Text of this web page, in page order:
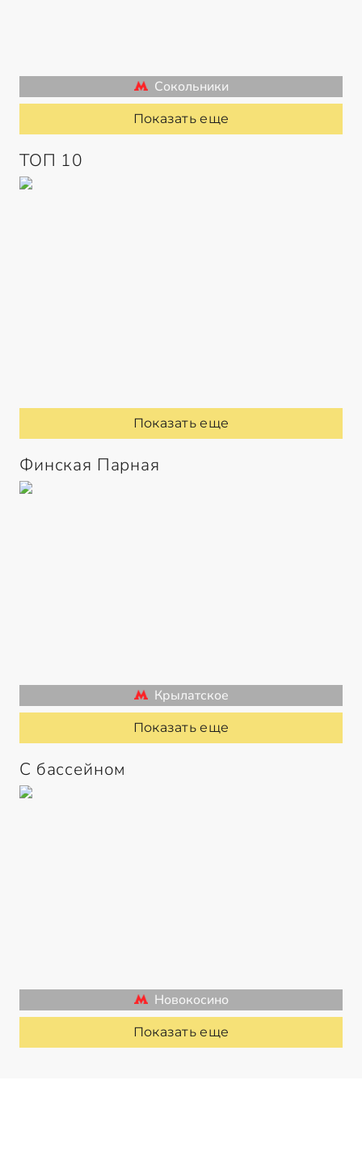
Сокольники
Показать еще
ТОП 10
Показать еще
Финская Парная
Крылатское
Показать еще
С бассейном
Новокосино
Показать еще